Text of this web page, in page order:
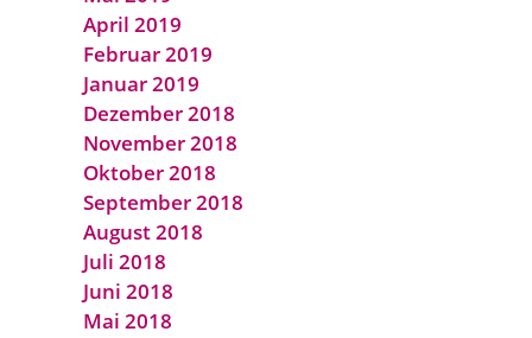
April 2019
Februar 2019
Januar 2019
Dezember 2018
November 2018
Oktober 2018
September 2018
August 2018
Juli 2018
Juni 2018
Mai 2018